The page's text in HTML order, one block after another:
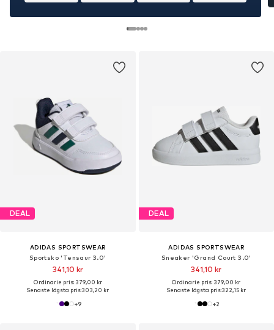
DEAL
ADIDAS SPORTSWEAR
Sportsko 'Tensaur 3.0'
341,10 kr
Ordinarie pris: 379,00 kr
Senaste lägsta pris:303,20 kr
+9
DEAL
ADIDAS SPORTSWEAR
Sneaker 'Grand Court 3.0'
341,10 kr
Ordinarie pris: 379,00 kr
Senaste lägsta pris:322,15 kr
+2